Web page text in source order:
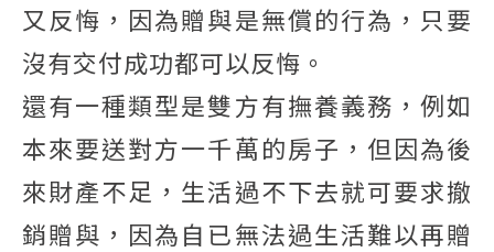
又反悔，因為贈與是無償的行為，只要
沒有交付成功都可以反悔。
還有一種類型是雙方有撫養義務，例如
本來要送對方一千萬的房子，但因為後
來財產不足，生活過不下去就可要求撤
銷贈與，因為自已無法過生活難以再贈